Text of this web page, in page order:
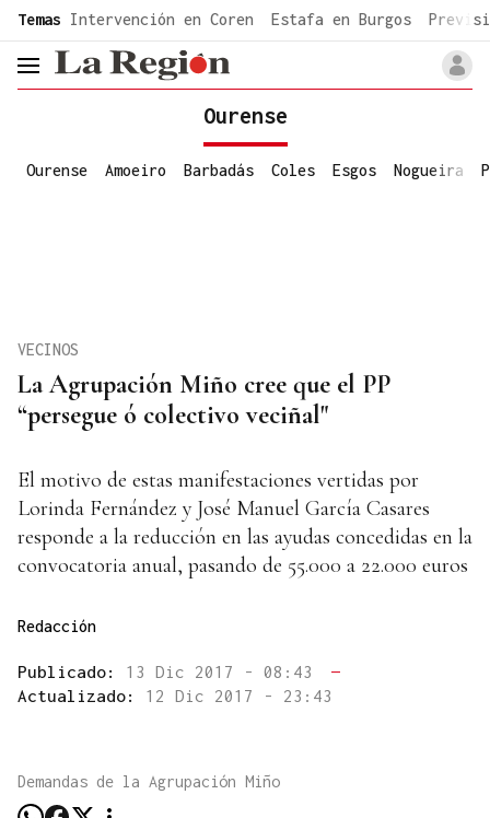
common.go-to-content
Temas Intervención en Coren Estafa en Burgos
header.menu.open
Ourense
Ourense Amoeiro Barbadás Coles Esgos Nogueira
La Agrupación Miño cree que el PP
“persegue ó colectivo veciñal"
VECINOS
El motivo de estas manifestaciones vertidas por
Lorinda Fernández y José Manuel García Casares
responde a la reducción en las ayudas concedidas en la
convocatoria anual, pasando de 55.000 a 22.000 euros
Redacción
Publicado: 13 Dic 2017 - 08:43
—
Actualizado: 12 Dic 2017 - 23:43
Demandas de la Agrupación Miño